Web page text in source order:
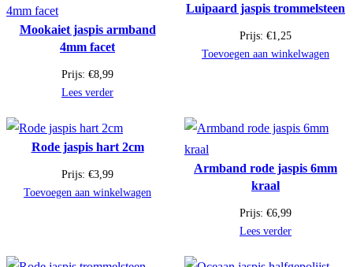
Mookaiet jaspis armband
4mm facet
Prijs: €8,99
Lees verder
Luipaard jaspis trommelsteen
Prijs: €1,25
Toevoegen aan winkelwagen
Rode jaspis hart 2cm
Prijs: €3,99
Toevoegen aan winkelwagen
Armband rode jaspis 6mm
kraal
Prijs: €6,99
Lees verder